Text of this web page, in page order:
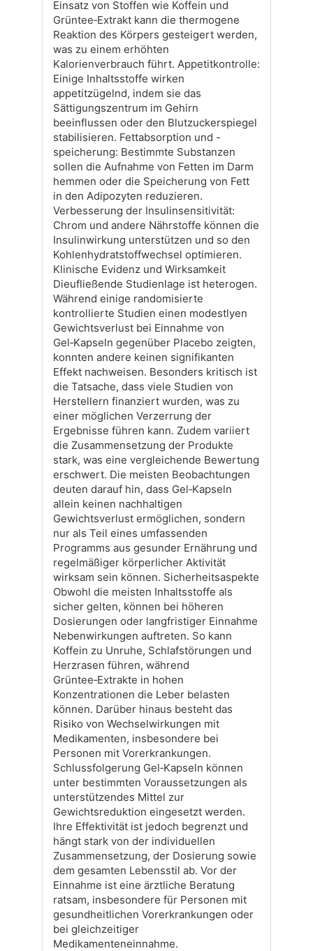
Einsatz von Stoffen wie Koffein und
Grüntee‑Extrakt kann die thermogene
Reaktion des Körpers gesteigert werden,
was zu einem erhöhten
Kalorienverbrauch führt. Appetitkontrolle:
Einige Inhaltsstoffe wirken
appetitzügelnd, indem sie das
Sättigungszentrum im Gehirn
beeinflussen oder den Blutzuckerspiegel
stabilisieren. Fettabsorption und -
speicherung: Bestimmte Substanzen
sollen die Aufnahme von Fetten im Darm
hemmen oder die Speicherung von Fett
in den Adipozyten reduzieren.
Verbesserung der Insulinsensitivität:
Chrom und andere Nährstoffe können die
Insulinwirkung unterstützen und so den
Kohlenhydratstoffwechsel optimieren.
Klinische Evidenz und Wirksamkeit
Dieufließende Studienlage ist heterogen.
Während einige randomisierte
kontrollierte Studien einen modestlyen
Gewichtsverlust bei Einnahme von
Gel‑Kapseln gegenüber Placebo zeigten,
konnten andere keinen signifikanten
Effekt nachweisen. Besonders kritisch ist
die Tatsache, dass viele Studien von
Herstellern finanziert wurden, was zu
einer möglichen Verzerrung der
Ergebnisse führen kann. Zudem variiert
die Zusammensetzung der Produkte
stark, was eine vergleichende Bewertung
erschwert. Die meisten Beobachtungen
deuten darauf hin, dass Gel‑Kapseln
allein keinen nachhaltigen
Gewichtsverlust ermöglichen, sondern
nur als Teil eines umfassenden
Programms aus gesunder Ernährung und
regelmäßiger körperlicher Aktivität
wirksam sein können. Sicherheitsaspekte
Obwohl die meisten Inhaltsstoffe als
sicher gelten, können bei höheren
Dosierungen oder langfristiger Einnahme
Nebenwirkungen auftreten. So kann
Koffein zu Unruhe, Schlafstörungen und
Herzrasen führen, während
Grüntee‑Extrakte in hohen
Konzentrationen die Leber belasten
können. Darüber hinaus besteht das
Risiko von Wechselwirkungen mit
Medikamenten, insbesondere bei
Personen mit Vorerkrankungen.
Schlussfolgerung Gel‑Kapseln können
unter bestimmten Voraussetzungen als
unterstützendes Mittel zur
Gewichtsreduktion eingesetzt werden.
Ihre Effektivität ist jedoch begrenzt und
hängt stark von der individuellen
Zusammensetzung, der Dosierung sowie
dem gesamten Lebensstil ab. Vor der
Einnahme ist eine ärztliche Beratung
ratsam, insbesondere für Personen mit
gesundheitlichen Vorerkrankungen oder
bei gleichzeitiger
Medikamenteneinnahme.